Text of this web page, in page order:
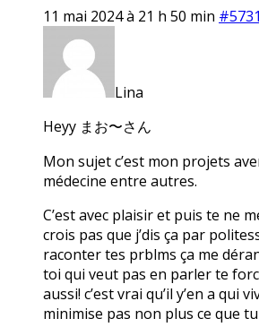
11 mai 2024 à 21 h 50 min
Lina
Heyy まお〜さん
Mon sujet c’est mon projets
médecine entre autres.
C’est avec plaisir et puis te ne
crois pas que j’dis ça par
raconter tes prblms ça me
toi qui veut pas en parler te
aussi! c’est vrai qu’il y’en a qui
minimise pas non plus ce que